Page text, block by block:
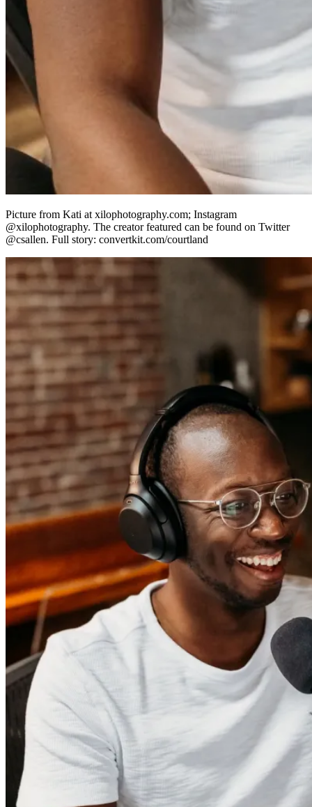
Picture from Kati at xilophotography.com; Instagram
@xilophotography. The creator featured can be found on Twitter
@csallen. Full story: convertkit.com/courtland